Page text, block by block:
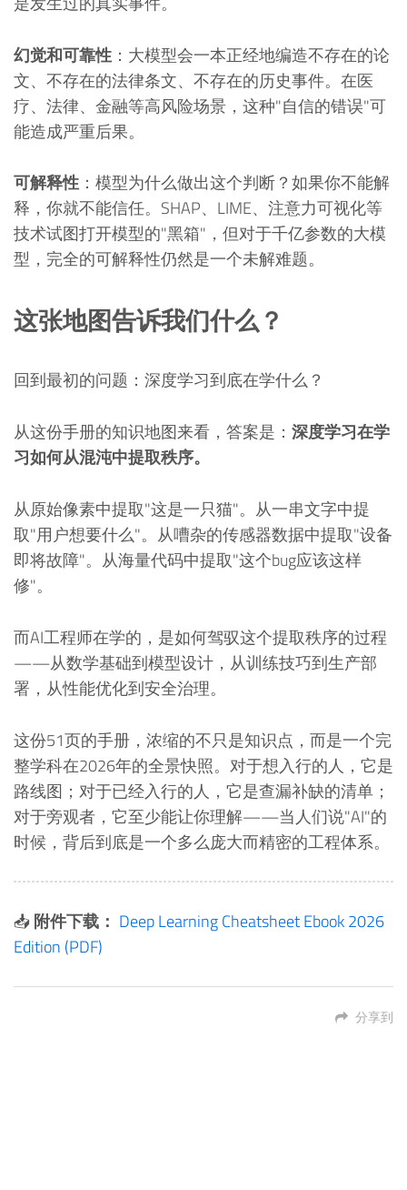
幻觉和可靠性 ：大模型会一本正经地编造不存在的论
文、不存在的法律条文、不存在的历史事件。在医
疗、法律、金融等高风险场景，这种"自信的错误"可
能造成严重后果。
可解释性 ：模型为什么做出这个判断？如果你不能解
释，你就不能信任。SHAP、LIME、注意力可视化等
技术试图打开模型的"黑箱"，但对于千亿参数的大模
型，完全的可解释性仍然是一个未解难题。
这张地图告诉我们什么？
回到最初的问题：深度学习到底在学什么？
从这份手册的知识地图来看，答案是： 深度学习在学
习如何从混沌中提取秩序。
从原始像素中提取"这是一只猫"。从一串文字中提
取"用户想要什么"。从嘈杂的传感器数据中提取"设备
即将故障"。从海量代码中提取"这个bug应该这样
修"。
而AI工程师在学的，是如何驾驭这个提取秩序的过程
——从数学基础到模型设计，从训练技巧到生产部
署，从性能优化到安全治理。
这份51页的手册，浓缩的不只是知识点，而是一个完
整学科在2026年的全景快照。对于想入行的人，它是
路线图；对于已经入行的人，它是查漏补缺的清单；
对于旁观者，它至少能让你理解——当人们说"AI"的
时候，背后到底是一个多么庞大而精密的工程体系。
📥附件下载： Deep Learning Cheatsheet Ebook 2026
Edition (PDF)
分享到